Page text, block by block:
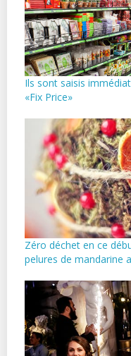
Ils sont saisis
«Fix Price»
Zéro déchet en ce
pelures de mandarine